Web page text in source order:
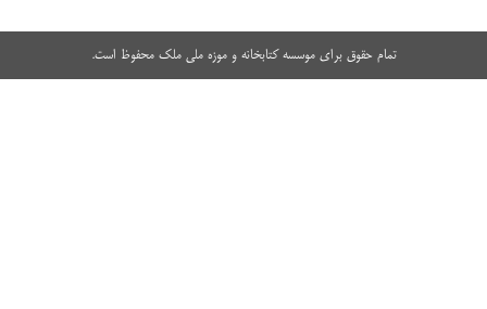
تمام حقوق برای موسسه کتابخانه و موزه ملی ملک محفوظ است.